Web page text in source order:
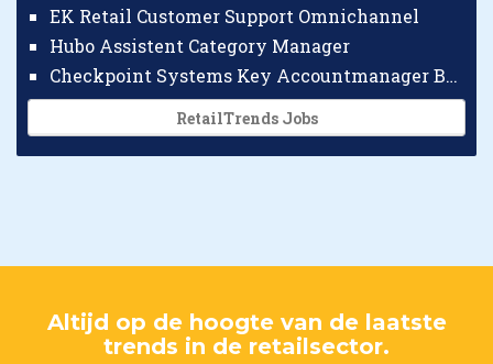
EK Retail Customer Support Omnichannel
Hubo Assistent Category Manager
Checkpoint Systems Key Accountmanager Benelux
RetailTrends Jobs
Altijd op de hoogte van de laatste
trends in de retailsector.